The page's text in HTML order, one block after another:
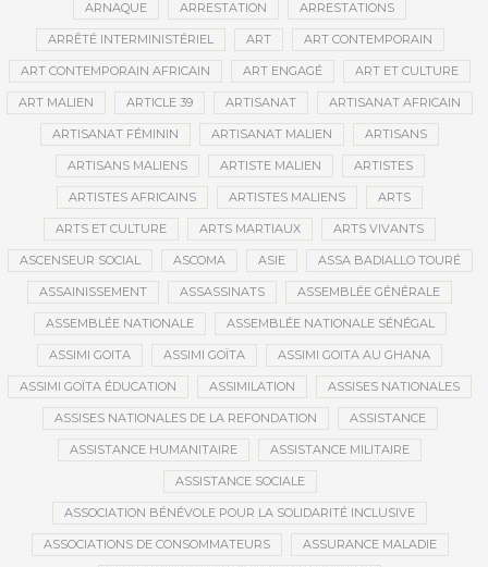
ARNAQUE ARRESTATION ARRESTATIONS
ARRÊTÉ INTERMINISTÉRIEL ART ART CONTEMPORAIN
ART CONTEMPORAIN AFRICAIN ART ENGAGÉ ART ET CULTURE
ART MALIEN ARTICLE 39 ARTISANAT ARTISANAT AFRICAIN
ARTISANAT FÉMININ ARTISANAT MALIEN ARTISANS
ARTISANS MALIENS ARTISTE MALIEN ARTISTES
ARTISTES AFRICAINS ARTISTES MALIENS ARTS
ARTS ET CULTURE ARTS MARTIAUX ARTS VIVANTS
ASCENSEUR SOCIAL ASCOMA ASIE ASSA BADIALLO TOURÉ
ASSAINISSEMENT ASSASSINATS ASSEMBLÉE GÉNÉRALE
ASSEMBLÉE NATIONALE ASSEMBLÉE NATIONALE SÉNÉGAL
ASSIMI GOITA ASSIMI GOÏTA ASSIMI GOITA AU GHANA
ASSIMI GOÏTA ÉDUCATION ASSIMILATION ASSISES NATIONALES
ASSISES NATIONALES DE LA REFONDATION ASSISTANCE
ASSISTANCE HUMANITAIRE ASSISTANCE MILITAIRE
ASSISTANCE SOCIALE
ASSOCIATION BÉNÉVOLE POUR LA SOLIDARITÉ INCLUSIVE
ASSOCIATIONS DE CONSOMMATEURS ASSURANCE MALADIE